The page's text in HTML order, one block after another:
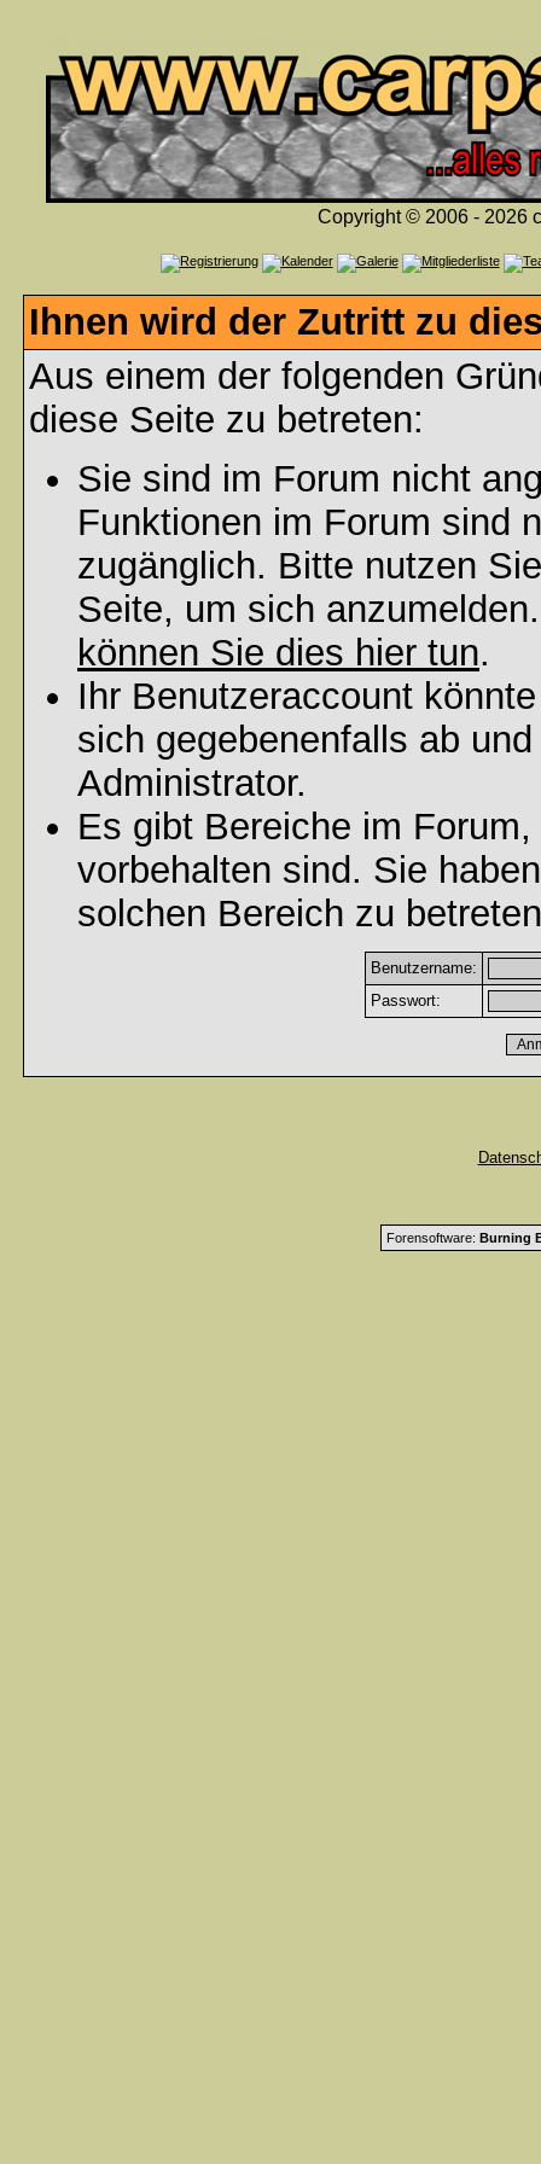
Copyright © 2006 - 2026
Ihnen wird der Zutritt zu
Aus einem der folgenden
diese Seite zu betreten:
Sie sind im Forum nicht
Funktionen im Forum sind
zugänglich. Bitte nutzen
Seite, um sich
können Sie dies hier tun.
Ihr Benutzeraccount
sich gegebenenfalls ab
Administrator.
Es gibt Bereiche im
vorbehalten sind. Sie
solchen Bereich zu
Benutzername:
Passwort:
Forensoftware: Burning